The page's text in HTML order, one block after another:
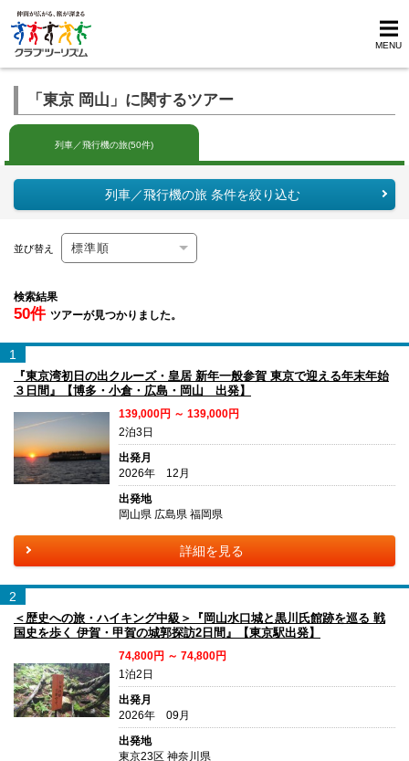
MENU
「東京 岡山」に関するツアー
列車／飛行機の旅(50件)
列車／飛行機の旅 条件を絞り込む
並び替え
検索結果
50件 ツアーが見つかりました。
1
『東京湾初日の出クルーズ・皇居 新年一般参賀 東京で迎える年末年始
３日間』【博多・小倉・広島・岡山 出発】
139,000円 ～ 139,000円
2泊3日
出発月
2026年 12月
出発地
岡山県 広島県 福岡県
詳細を見る
2
＜歴史への旅・ハイキング中級＞『岡山水口城と黒川氏館跡を巡る 戦
国史を歩く 伊賀・甲賀の城郭探訪2日間』【東京駅出発】
74,800円 ～ 74,800円
1泊2日
出発月
2026年 09月
出発地
東京23区 神奈川県